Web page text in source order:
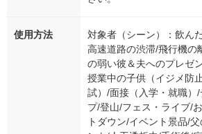
使用方法
対象者（シーン）：飲ん
高速道路の渋滞/飛行機の
の弱い彼＆夫へのプレゼ
授業中の子供（イジメ防
試）/面接（入学・就職）
プ/登山/フェス・ライブ/
トダウン/イベント景品/